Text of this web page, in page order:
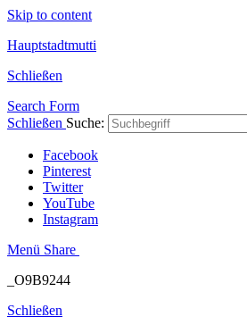
Skip to content
Hauptstadtmutti
Schließen
Search Form
Schließen Suche:
Facebook
Pinterest
Twitter
YouTube
Instagram
Menü Share
_O9B9244
Schließen